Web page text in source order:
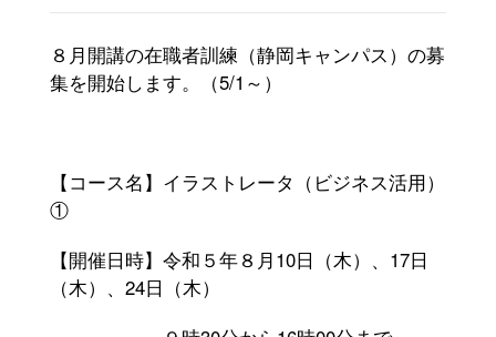
がいこくじんのかたへ（for foreign residents）(30)
静岡キャンパス(313)
受験生の方へ(67)
キャンパスニュース(29)
８月開講の在職者訓練（静岡キャンパス）の募
集を開始します。（5/1 ～）
【コース名】イラストレータ（ビジネス活用）
①
【開催日時】令和５年８月10日（木）、 17日
（木）、24日（木）